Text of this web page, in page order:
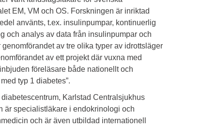
EM, VM och OS. Forskningen är inriktad
använts, t.ex. insulinpumpar, kontinuerlig
och analys av data från insulinpumpar och
av tre olika typer av idrottsläger
av ett projekt där vuxna med
föreläsare både nationellt och
typ 1 diabetes”.
Karlstad Centralsjukhus
är specialistläkare i endokrinologi och
och är även utbildad internationell